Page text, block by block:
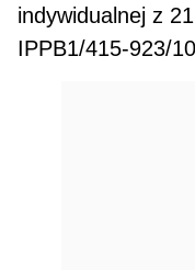
indywidualnej z
IPPB1/415-923/